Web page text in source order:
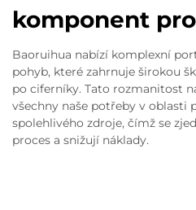
komponent
Baoruihua nabízí komplexní
pohyb, které zahrnuje širokou
po ciferníky. Tato rozmanitost
všechny naše potřeby v oblasti
spolehlivého zdroje, čímž se
proces a snižují náklady.